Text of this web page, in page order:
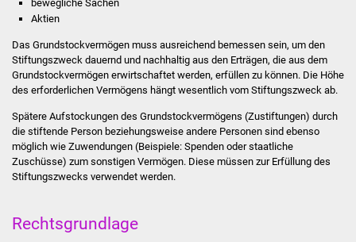
Veröffentlichungen
Ortsrecht
FNP / Bebauungspläne
Wahlen
bewegliche Sachen
Aktien
Das Grundstockvermögen muss ausreichend bemessen sein, um den
Stiftungszweck dauernd und nachhaltig aus den Erträgen, die aus dem
Grundstockvermögen erwirtschaftet werden, erfüllen zu können. Die Höhe
des erforderlichen Vermögens hängt wesentlich vom Stiftungszweck ab.
Spätere Aufstockungen des Grundstockvermögens (Zustiftungen) durch
die stiftende Person beziehungsweise andere Personen sind ebenso
möglich wie Zuwendungen (Beispiele: Spenden oder staatliche
Zuschüsse) zum sonstigen Vermögen. Diese müssen zur Erfüllung des
Stiftungszwecks verwendet werden.
Rechtsgrundlage